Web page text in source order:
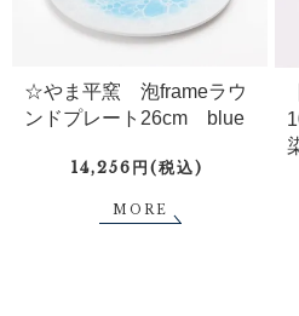
☆やま平窯 泡frameラウ
ンドプレート26cm blue
14,256円(税込)
MORE